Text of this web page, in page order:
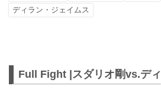
ディラン・ジェイムス
Full Fight |スダリオ剛vs.デ